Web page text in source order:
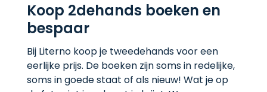
Koop 2dehands boeken en
bespaar
Bij Literno koop je tweedehands voor een
eerlijke prijs. De boeken zijn soms in redelijke,
soms in goede staat of als nieuw! Wat je op